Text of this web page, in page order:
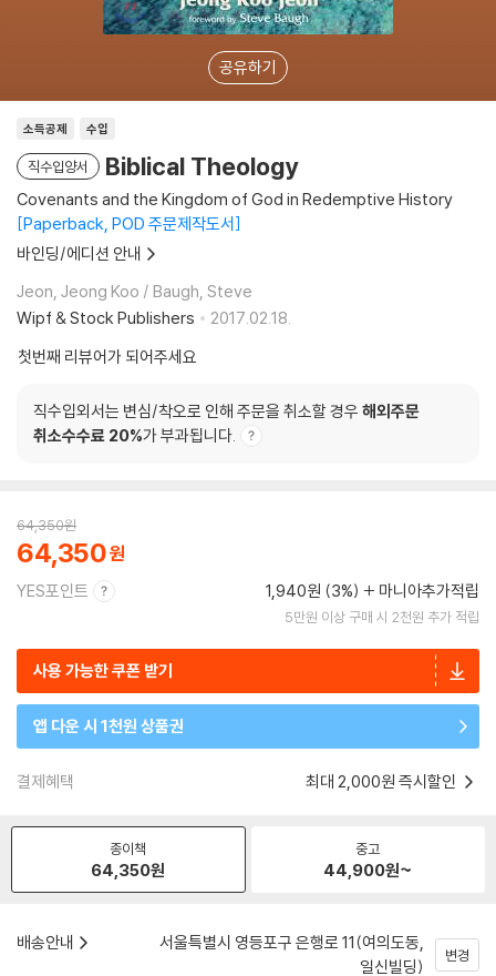
공유하기
소득공제 수입
직수입양서 Biblical Theology
Covenants and the Kingdom of God in Redemptive History
Paperback, POD 주문제작도서
바인딩/에디션 안내
Jeon, Jeong Koo / Baugh, Steve
Wipf & Stock Publishers
2017.02.18.
첫번째 리뷰어가 되어주세요
직수입외서는 변심/착오로 인해 주문을 취소할 경우 해외주문
취소수수료 20%가 부과됩니다.
64,350원
64,350
YES포인트 1,940원 (3%) 마니아추가적립
5만원 이상 구매 시 2천원 추가 적립
사용 가능한 쿠폰 받기
앱 다운 시 1천원 상품권
결제혜택 최대 2,000원 즉시할인
종이책
64,350원
중고
44,900원~
배송안내
서울특별시 영등포구 은행로 11(여의도동,
일신빌딩)
변경